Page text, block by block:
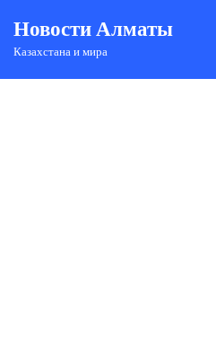
Новости Алматы
Казахстана и мира